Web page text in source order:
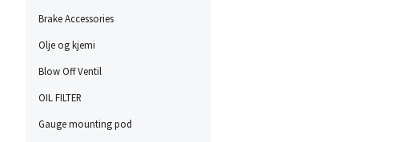
Brake Accessories
Olje og kjemi
Blow Off Ventil
OIL FILTER
Gauge mounting pod